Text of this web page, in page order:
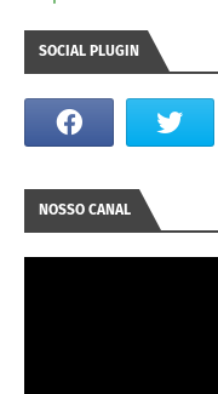
SOCIAL PLUGIN
NOSSO CANAL